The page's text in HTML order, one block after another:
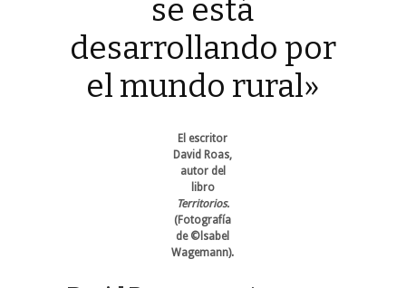
se está
desarrollando por
el mundo rural»
El escritor
David Roas,
autor del
libro
Territorios.
(Fotografía
de ©lsabel
Wagemann).